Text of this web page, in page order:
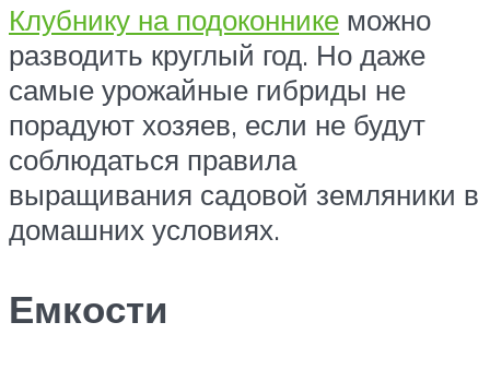
Клубнику на подоконнике можно
разводить круглый год. Но даже
самые урожайные гибриды не
порадуют хозяев, если не будут
соблюдаться правила
выращивания садовой земляники в
домашних условиях.
Емкости